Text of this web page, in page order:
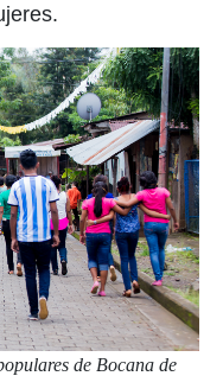
de Bocana de